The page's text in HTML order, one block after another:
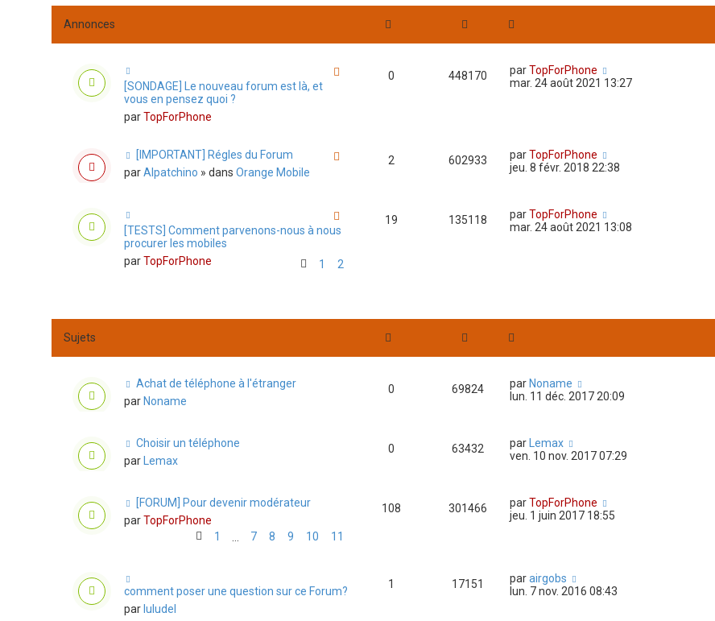
Annonces
[SONDAGE] Le nouveau forum est là, et
vous en pensez quoi ?
parTopForPhone
0 448170 parTopForPhone
mar. 24 août 2021 13:27
[IMPORTANT] Régles du Forum
parAlpatchino » dans Orange Mobile
2 602933 parTopForPhone
jeu. 8 févr. 2018 22:38
[TESTS] Comment parvenons-nous à nous
procurer les mobiles
parTopForPhone 1 2
19 135118 parTopForPhone
mar. 24 août 2021 13:08
Sujets
Achat de téléphone à l'étranger
par Noname
0 69824 par Noname
lun. 11 déc. 2017 20:09
Choisir un téléphone
par
Lemax
0 63432 par
Lemax
ven. 10 nov. 2017 07:29
[FORUM] Pour devenir modérateur
parTopForPhone
1
7 8 9 10 11
108 301466 parTopForPhone
jeu. 1 juin 2017 18:55
comment poser une question sur ce Forum?
par luludel
1 17151 parairgobs
lun. 7 nov. 2016 08:43